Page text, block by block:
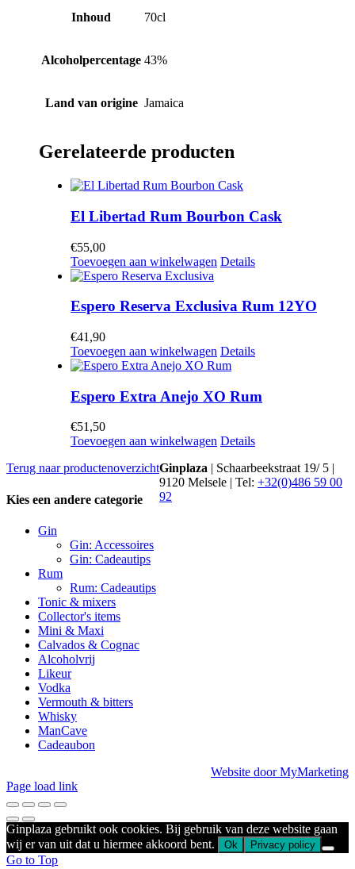
Inhoud 70cl
Alcoholpercentage 43%
Land van origine Jamaica
Gerelateerde producten
El Libertad Rum Bourbon Cask
€55,00
Toevoegen aan winkelwagen Details
Espero Reserva Exclusiva Rum 12YO
€41,90
Toevoegen aan winkelwagen Details
Espero Extra Anejo XO Rum
€51,50
Toevoegen aan winkelwagen Details
Terug naar productenoverzicht
Kies een andere categorie
Gin
Gin: Accessoires
Gin: Cadeautips
Rum
Rum: Cadeautips
Tonic & mixers
Collector's items
Mini & Maxi
Calvados & Cognac
Alcoholvrij
Likeur
Vodka
Vermouth & bitters
Whisky
ManCave
Cadeaubon
Ginplaza | Schaarbeekstraat 19/ 5 |
9120 Melsele | Tel: +32(0)486 59 00
92
Website door MyMarketing
Page load link
Ginplaza gebruikt ook cookies. Bij gebruik van deze website gaan
wij er van uit dat u hiermee akkoord bent.
Ok Privacy policy
Go to Top